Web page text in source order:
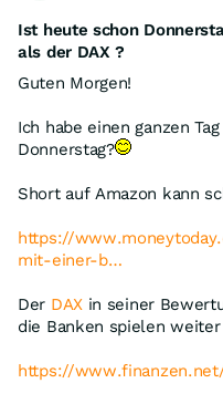
Ist heute schon
als der DAX ?
Guten Morgen!
Ich habe einen ganzen
Donnerstag?
Short auf Amazon kann
https://
mit-einer-b…
Der DAXin seiner
die Banken spielen
https://